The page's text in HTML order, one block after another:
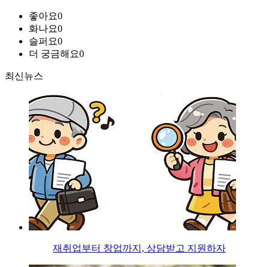
좋아요0
화나요0
슬퍼요0
더 궁금해요0
최신뉴스
재취업부터 창업까지, 상담받고 지원하자